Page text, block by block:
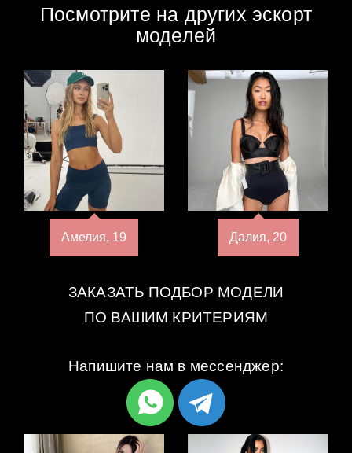
Посмотрите на других эскорт
моделей
Амелия, 19 Далия, 20
ЗАКАЗАТЬ ПОДБОР МОДЕЛИ
ПО ВАШИМ КРИТЕРИЯМ
Напишите нам в мессенджер: